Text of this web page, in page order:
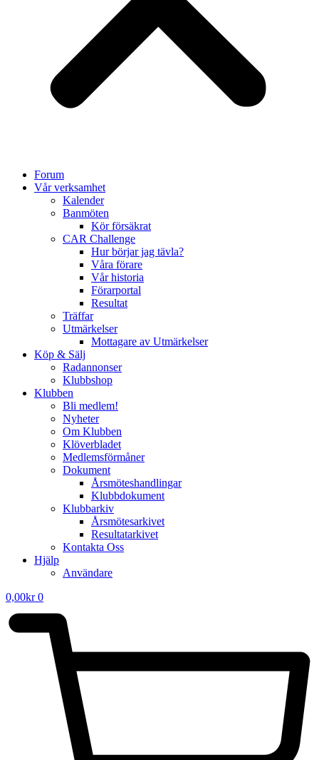
Forum
Vår verksamhet
Kalender
Banmöten
Kör försäkrat
CAR Challenge
Hur börjar jag tävla?
Våra förare
Vår historia
Förarportal
Resultat
Träffar
Utmärkelser
Mottagare av Utmärkelser
Köp & Sälj
Radannonser
Klubbshop
Klubben
Bli medlem!
Nyheter
Om Klubben
Klöverbladet
Medlemsförmåner
Dokument
Årsmöteshandlingar
Klubbdokument
Klubbarkiv
Årsmötesarkivet
Resultatarkivet
Kontakta Oss
Hjälp
Användare
0,00kr 0